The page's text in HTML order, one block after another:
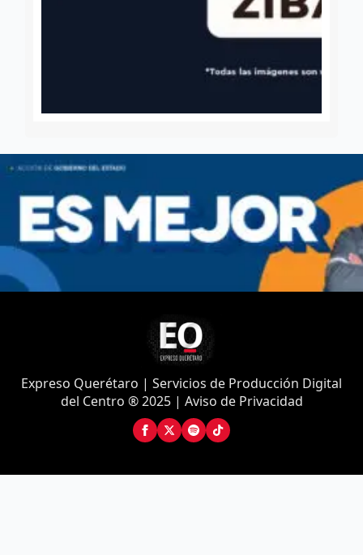
Expreso Querétaro | Servicios de Producción Digital
del Centro ® 2025 | Aviso de Privacidad